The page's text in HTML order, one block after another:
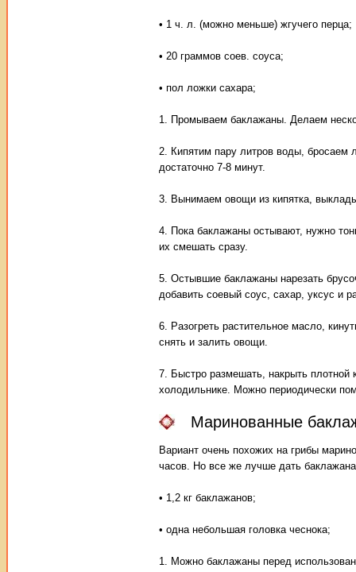
• 1 ч. л. (можно меньше) жгучего перца;
• 20 граммов соев. соуса;
• пол ложки сахара;
1. Промываем баклажаны. Делаем
2. Кипятим пару литров воды, бросаем
достаточно 7-8 минут.
3. Вынимаем овощи из кипятка,
4. Пока баклажаны остывают, нужно
их смешать сразу.
5. Остывшие баклажаны нарезать
добавить соевый соус, сахар, уксус и
6. Разогреть растительное масло,
снять и залить овощи.
7. Быстро размешать, накрыть
холодильнике. Можно периодически
Маринованные
Вариант очень похожих на грибы
часов. Но все же лучше дать
• 1,2 кг баклажанов;
• одна небольшая головка чеснока;
1. Можно баклажаны перед